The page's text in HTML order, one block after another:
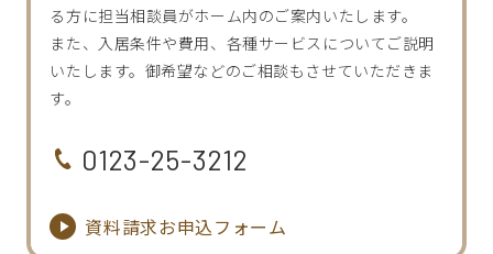
る方に担当相談員がホーム内のご案内いたします。
また、入居条件や費用、各種サービスについてご説明
いたします。御希望などのご相談もさせていただきま
す。
0123-25-3212
資料請求お申込フォーム